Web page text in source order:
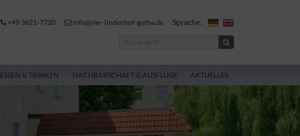
+49 3621-7720 info@der-lindenhof-gotha.de Sprache:
ESSEN & TRINKEN NACHBARSCHAFT & AUSFLÜGE AKTUELLES